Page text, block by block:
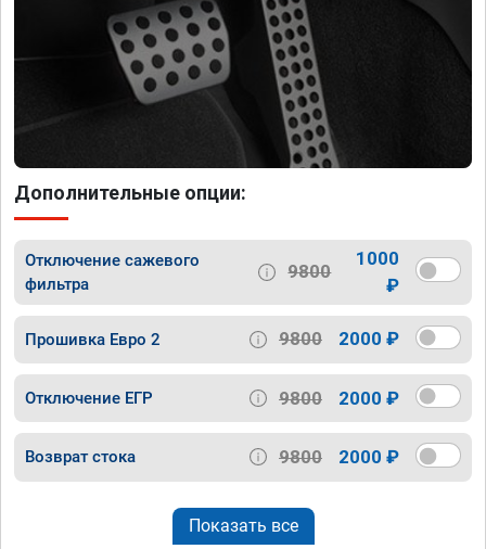
Дополнительные опции:
Отключение сажевого
фильтра
9800
1000
₽
Прошивка Евро 2 9800 2000 ₽
Отключение ЕГР 9800 2000 ₽
Возврат стока 9800 2000 ₽
Показать все